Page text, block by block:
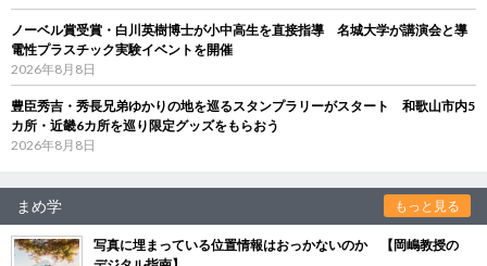
ノーベル賞受賞・白川英樹博士が小中高生を直接指導 名城大学が講演会と導
電性プラスチック実験イベントを開催
2026年8月8日
豊臣秀吉・秀長兄弟ゆかりの地を巡るスタンプラリーがスタート 和歌山市内5
カ所・近畿6カ所を巡り限定グッズをもらおう
2026年8月8日
まめ学 もっと見る
写真に埋まっている位置情報はおっかないのか 【岡嶋教授の